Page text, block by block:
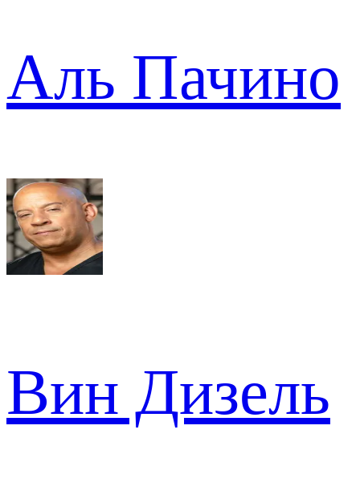
Аль Пачино
Вин Дизель